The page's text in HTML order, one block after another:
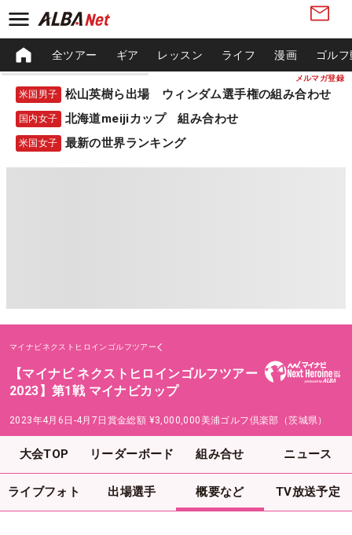
メルマガ登録
全ツアー ギア レッスン ライフ 漫画 ゴル
米国男子 松山英樹ら出場 ウィンダム選手権の組み合わせ
国内女子 北海道meijiカップ 組み合わせ
米国女子 最新の世界ランキング
マイナビネクストヒロインゴルフツアー
【マイナビ ネクストヒロインゴルフツアー
2023】第1戦 マイナビカップ
2023年4月6日-4月7日 賞金総額 ¥3,000,000美浦ゴルフ倶楽部（茨城県）
大会TOP リーダーボード 組み合せ ニュース
ライブフォト 出場選手 概要など TV放送予定